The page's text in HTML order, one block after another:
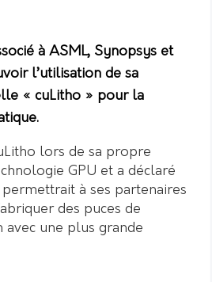
à ASML, Synopsys et
l’utilisation de sa
« cuLitho » pour la
lors de sa propre
GPU et a déclaré
à ses partenaires
des puces de
une plus grande